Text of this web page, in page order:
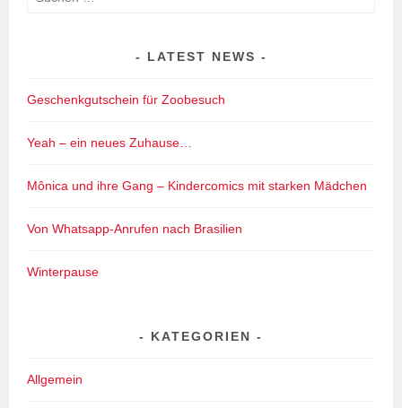
LATEST NEWS
Geschenkgutschein für Zoobesuch
Yeah – ein neues Zuhause…
Mônica und ihre Gang – Kindercomics mit starken Mädchen
Von Whatsapp-Anrufen nach Brasilien
Winterpause
KATEGORIEN
Allgemein